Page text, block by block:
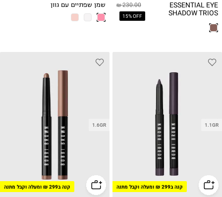
230.00 ₪
15% OFF
ESSENTIAL EYE
SHADOW TRIOS
שמן שפתיים עם גוון
קנה ב299 ₪ ומעלה וקבל מתנה
1.1GR
קנה ב299 ₪ ומעלה וקבל מתנה
1.6GR